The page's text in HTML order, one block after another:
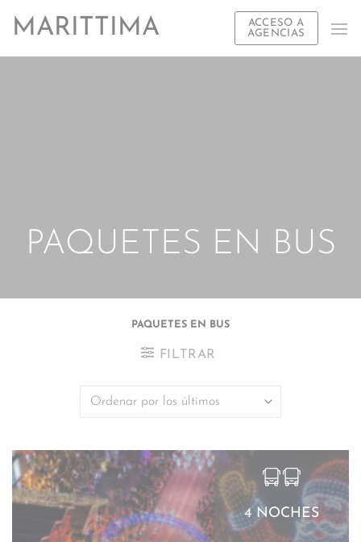
MARITTIMA
ACCESO A
AGENCIAS
PAQUETES EN BUS
PAQUETES EN BUS
FILTRAR
4 NOCHES